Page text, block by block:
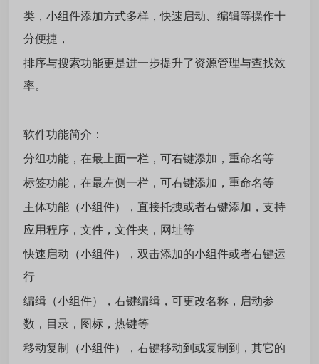
类，小组件添加方式多样，快速启动、编辑等操作十
分便捷，
排序与搜索功能更是进一步提升了资源管理与查找效
率。
软件功能简介：
分组功能，在最上面一栏，可右键添加，重命名等
标签功能，在最左侧一栏，可右键添加，重命名等
主体功能（小组件），直接托拽或者右键添加，支持
应用程序，文件，文件夹，网址等
快速启动（小组件），双击添加的小组件或者右键运
行
编缉（小组件），右键编缉，可更改名称，启动参
数，目录，图标，热键等
移动复制（小组件），右键移动到或复制到，其它的